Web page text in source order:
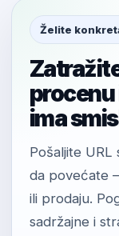
Želite
ima
Pošaljite
da povećate
ili prodaju.
sadržajne i